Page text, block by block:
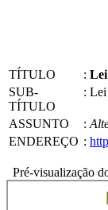
TÍTULO : Lei
SUB-
TÍTULO
: Lei
ASSUNTO :
ENDEREÇO :
Pré-visualização